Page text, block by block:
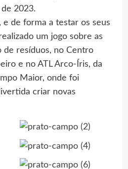
2023.
e de forma a testar os seus
um jogo sobre as
de resíduos, no Centro
e no ATL Arco-Íris, da
Maior, onde foi
criar novas